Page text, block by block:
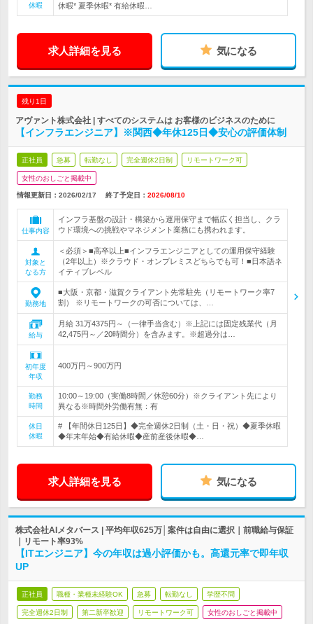
休暇
休暇* 夏季休暇* 有給休暇…
求人詳細を見る 気になる
残り1日
アヴァント株式会社 | すべてのシステムは お客様のビジネスのために
【インフラエンジニア】※関西◆年休125日◆安心の評価体制
正社員 急募 転勤なし 完全週休2日制 リモートワーク可
女性のおしごと掲載中
情報更新日：2026/02/17 終了予定日： 2026/08/10
仕事内容
インフラ基盤の設計・構築から運用保守まで幅広く担当し、クラ
ウド環境への挑戦やマネジメント業務にも携われます。
対象と
なる方
＜必須＞■高卒以上■インフラエンジニアとしての運用保守経験
（2年以上）※クラウド・オンプレミスどちらでも可！■日本語ネ
イティブレベル
勤務地
■大阪・京都・滋賀クライアント先常駐先（リモートワーク率7
割） ※リモートワークの可否については、…
給与
月給 31万4375円～（一律手当含む）※上記には固定残業代（月
42,475円～／20時間分）を含みます。※超過分は…
初年度
年収
400万円～900万円
勤務
時間
10:00～19:00（実働8時間／休憩60分）※クライアント先により
異なる※時間外労働有無：有
休日
休暇
# 【年間休日125日】◆完全週休2日制（土・日・祝）◆夏季休暇
◆年末年始◆有給休暇◆産前産後休暇◆…
求人詳細を見る 気になる
株式会社AIメタバース | 平均年収625万│案件は自由に選択｜前職給与保証
｜リモート率93%
【ITエンジニア】今の年収は過小評価かも。高還元率で即年収
UP
正社員 職種・業種未経験OK 急募 転勤なし 学歴不問
完全週休2日制 第二新卒歓迎 リモートワーク可 女性のおしごと掲載中